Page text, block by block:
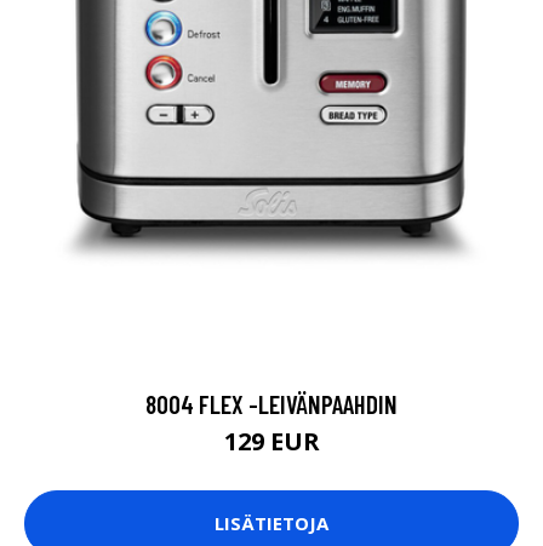
8004 FLEX -LEIVÄNPAAHDIN
129 EUR
LISÄTIETOJA